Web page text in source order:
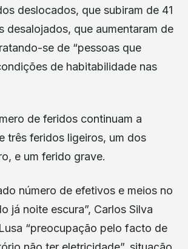
deslocados, que subiram de 41
desalojados, que aumentaram de
se de “pessoas que
de habitabilidade nas
de feridos continuam a
três feridos ligeiros, um dos
e um ferido grave.
número de efetivos e meios no
já noite escura”, Carlos Silva
“preocupação pelo facto de